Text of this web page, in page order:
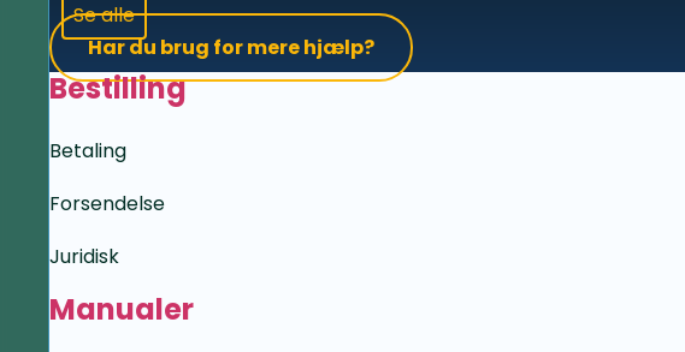
Se alle
Har du brug for mere hjælp?
Bestilling
Betaling
Forsendelse
Juridisk
Manualer